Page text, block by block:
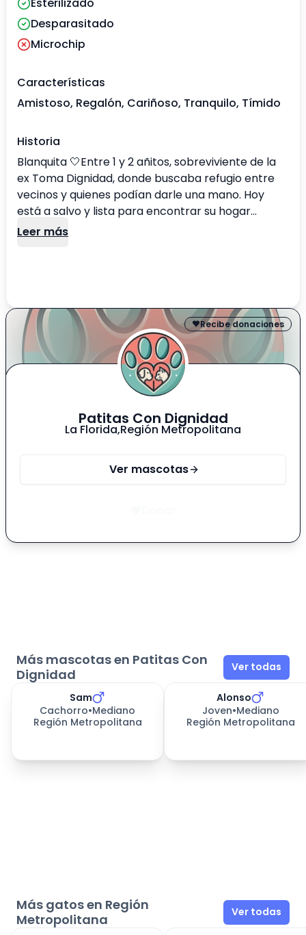
Desparasitado
Microchip
Características
Amistoso, Regalón, Cariñoso, Tranquilo, Tímido
Historia
Blanquita 🤍Entre 1 y 2 añitos, sobreviviente de la
ex Toma Dignidad, donde buscaba refugio entre
vecinos y quienes podían darle una mano. Hoy
está a salvo y lista para encontrar su hogar
definitivo 🏡 Es una gatita muy cariñosa, tranquila y
de amor? 💕
Leer más
Recibe donaciones
Patitas Con Dignidad
La Florida,Región Metropolitana
Ver mascotas
Más mascotas en Patitas Con
Dignidad
Ver todas
Sam
Cachorro•Mediano
Región Metropolitana
Alonso
Joven•Mediano
Región Metropolitana
Más gatos en Región
Metropolitana
Ver todas